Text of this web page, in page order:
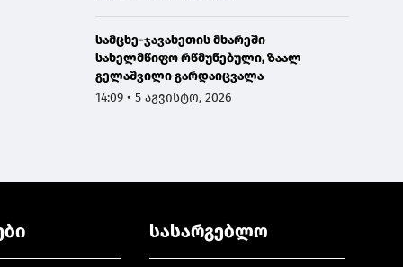
სამცხე-ჯავახეთის მხარეში
სახელმწიფო რწმუნებული, ზაალ
გელაშვილი გარდაიცვალა
14:09 • 5 აგვისტო, 2026
სასარგებლო